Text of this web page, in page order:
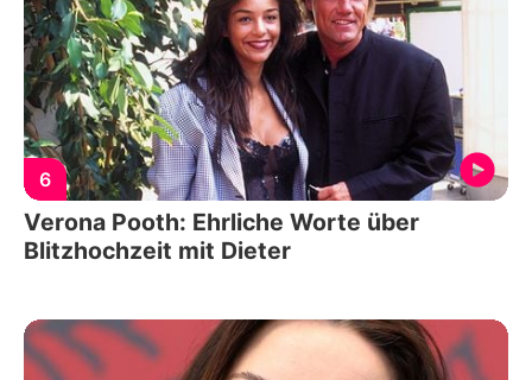
6
Verona Pooth: Ehrliche Worte über
Blitzhochzeit mit Dieter